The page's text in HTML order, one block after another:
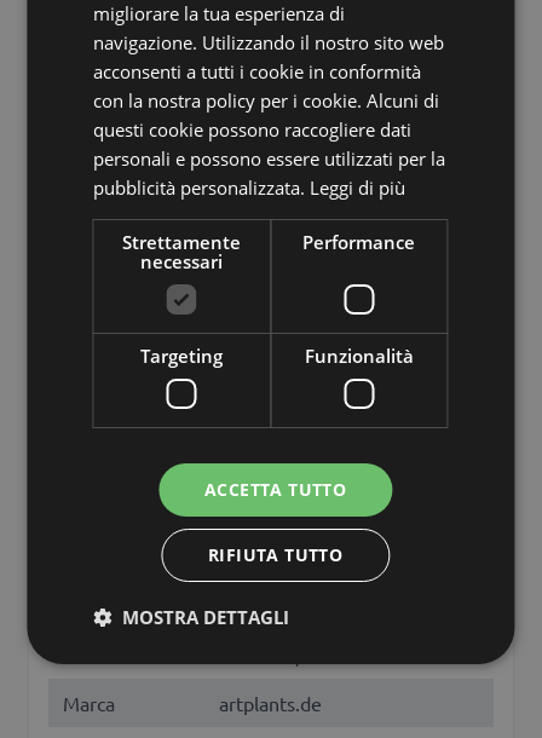
Numero
articolo
32271
Nome del
prodotto
LIANG
tipo di
prodotto
Caratteristiche
Verde
(cm)
95
Marca
artplants.de
migliorare la tua esperienza di
navigazione. Utilizzando il nostro sito web
acconsenti a tutti i cookie in conformità
con la nostra policy per i cookie. Alcuni di
questi cookie possono raccogliere dati
personali e possono essere utilizzati per la
pubblicità personalizzata. Leggi di più
Strettamente
necessari
Performance
Targeting Funzionalità
ACCETTA TUTTO
RIFIUTA TUTTO
MOSTRA DETTAGLI